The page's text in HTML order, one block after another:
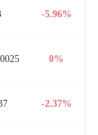
-5.96%
0%
-2.37%